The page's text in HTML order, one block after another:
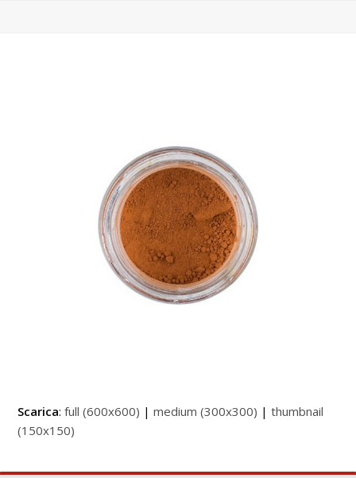
Scarica:full (600x600) |medium (300x300) |thumbnail
(150x150)